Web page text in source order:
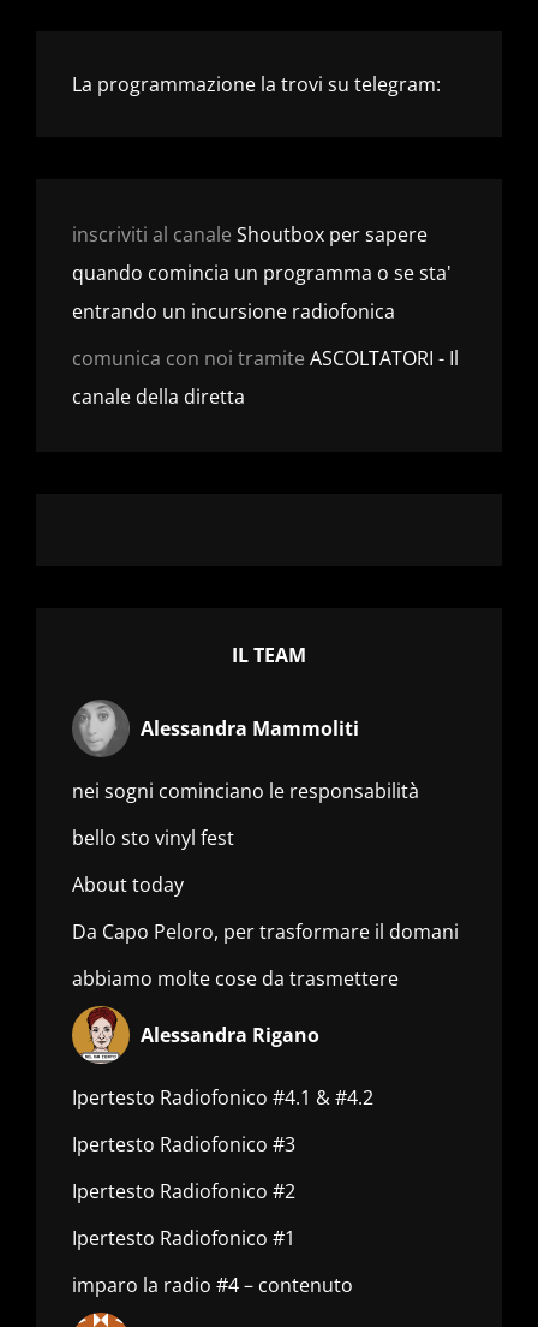
La programmazione la trovi su telegram:
inscriviti al canale Shoutbox per sapere
quando comincia un programma o se sta'
entrando un incursione radiofonica
comunica con noi tramite ASCOLTATORI - Il
canale della diretta
IL TEAM
Alessandra Mammoliti
nei sogni cominciano le responsabilità
bello sto vinyl fest
About today
Da Capo Peloro, per trasformare il domani
abbiamo molte cose da trasmettere
Alessandra Rigano
Ipertesto Radiofonico #4.1 & #4.2
Ipertesto Radiofonico #3
Ipertesto Radiofonico #2
Ipertesto Radiofonico #1
imparo la radio #4 – contenuto